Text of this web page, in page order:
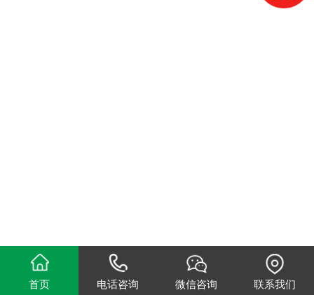
首页 电话咨询 微信咨询 联系我们